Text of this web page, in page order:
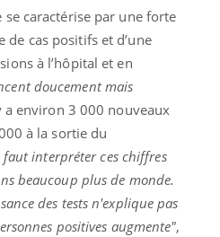
caractérise par une forte
cas positifs et d’une
à l’hôpital et en
doucement mais
a environ 3 000 nouveaux
à la sortie du
interpréter ces chiffres
beaucoup plus de monde.
des tests n'explique pas
positives augmente",